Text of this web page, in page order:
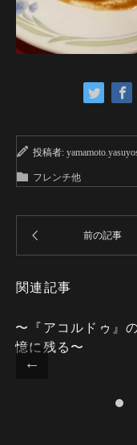
投稿者:
フレンチ他
関連記事
〜『アコルドゥ』
憶に残る〜